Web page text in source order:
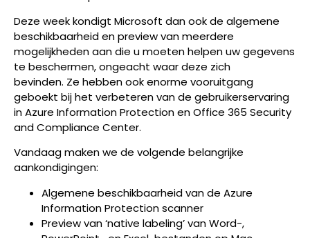
Deze week kondigt Microsoft dan ook de algemene
beschikbaarheid en preview van meerdere
mogelijkheden aan die u moeten helpen uw gegevens
te beschermen, ongeacht waar deze zich
bevinden. Ze hebben ook enorme vooruitgang
geboekt bij het verbeteren van de gebruikerservaring
in Azure Information Protection en Office 365 Security
and Compliance Center.
Vandaag maken we de volgende belangrijke
aankondigingen:
Algemene beschikbaarheid van de Azure
Information Protection scanner
Preview van ‘native labeling’ van Word-,